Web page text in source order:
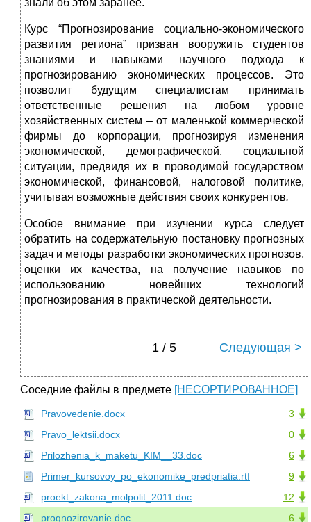
знали об этом заранее.
Курс “Прогнозирование социально-экономического
развития региона” призван вооружить студентов
знаниями и навыками научного подхода к
прогнозированию экономических процессов. Это
позволит будущим специалистам принимать
ответственные решения на любом уровне
хозяйственных систем – от маленькой коммерческой
фирмы до корпорации, прогнозируя изменения
экономической, демографической, социальной
ситуации, предвидя их в проводимой государством
экономической, финансовой, налоговой политике,
учитывая возможные действия своих конкурентов.
Особое внимание при изучении курса следует
обратить на содержательную постановку прогнозных
задач и методы разработки экономических прогнозов,
оценки их качества, на получение навыков по
использованию новейших технологий
прогнозирования в практической деятельности.
1 / 5 Следующая >
Соседние файлы в предмете [НЕСОРТИРОВАННОЕ]
3
Pravovedenie.docx
0
Pravo_lektsii.docx
6
Prilozhenia_k_maketu_KIM__33.doc
9
Primer_kursovoy_po_ekonomike_predpriatia.rtf
12
proekt_zakona_molpolit_2011.doc
6
prognozirovanie.doc